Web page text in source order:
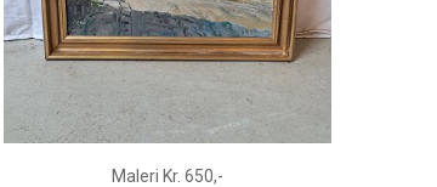
Maleri Kr. 650,-